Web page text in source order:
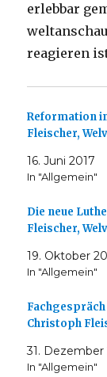
erlebbar
reagieren
Reformation
Fleischer,
16. Juni 2017
In "Allgemein"
Die neue
Fleischer,
19. Oktober
In "Allgemein"
Christoph
31. Dezember
In "Allgemein"